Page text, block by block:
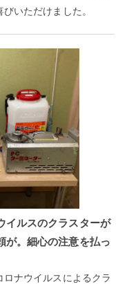
いただけました。
イルスのクラスターが
が。細心の注意を払っ
ナウイルスによるクラ